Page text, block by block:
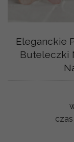
Eleganckie
Buteleczki